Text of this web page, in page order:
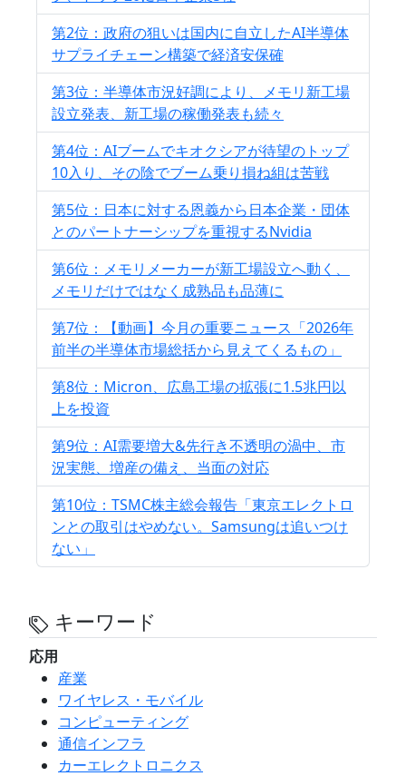
第2位：政府の狙いは国内に自立したAI半導体
サプライチェーン構築で経済安保確
第3位：半導体市況好調により、メモリ新工場
設立発表、新工場の稼働発表も続々
第4位：AIブームでキオクシアが待望のトップ
10入り、その陰でブーム乗り損ね組は苦戦
第5位：日本に対する恩義から日本企業・団体
とのパートナーシップを重視するNvidia
第6位：メモリメーカーが新工場設立へ動く、
メモリだけではなく成熟品も品薄に
第7位：【動画】今月の重要ニュース「2026年
前半の半導体市場総括から見えてくるもの」
第8位：Micron、広島工場の拡張に1.5兆円以
上を投資
第9位：AI需要増大&先行き不透明の渦中、市
況実態、増産の備え、当面の対応
第10位：TSMC株主総会報告「東京エレクトロ
ンとの取引はやめない。Samsungは追いつけ
ない」
キーワード
応用
産業
ワイヤレス・モバイル
コンピューティング
通信インフラ
カーエレクトロニクス